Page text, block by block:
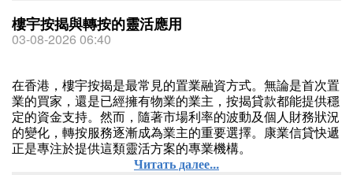
樓宇按揭與轉按的靈活應用
03-08-2026 06:40
在香港，樓宇按揭是最常見的置業融資方式。無論是首次置
業的買家，還是已經擁有物業的業主，按揭貸款都能提供穩
定的資金支持。然而，隨著市場利率的波動及個人財務狀況
的變化，轉按服務逐漸成為業主的重要選擇。康業信貸快遞
正是專注於提供這類靈活方案的專業機構。
Читать далее...